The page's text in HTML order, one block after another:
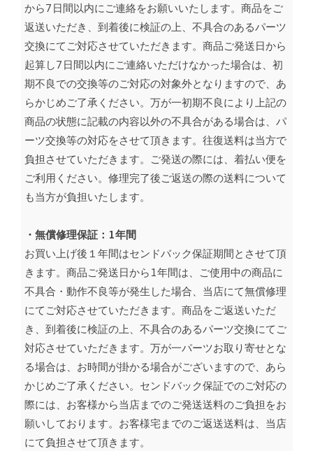
から7日間以内にご連絡をお願いいたします。商品をご
返送いただき、到着後に検証の上、不具合のあるパーツ
交換にてご対応させていただきます。商品ご発送日から
起算し7日間以内にご連絡いただけなかった場合は、初
期不良での交換等のご対応の対象外となりますので、あ
らかじめご了承ください。万が一初期不良により上記の
商品の状態に記載の内容以外の不具合がある場合は、パ
ーツ交換等の対応をさせて頂きます。往復送料は当方で
負担させていただきます。ご発送の際には、着払い便を
ご利用ください。修理完了後ご返送の際の送料について
も当方が負担いたします。
・無償修理保証：1年間
お買い上げ後１年間はセンドバック保証期間とさせて頂
きます。商品ご発送日から1年間は、ご使用中の商品に
不具合・動作不良等が発生した場合、当店にて無償修理
にてご対応させていただきます。商品をご返送いただ
き、到着後に検証の上、不具合のあるパーツ交換にてご
対応させていただきます。万が一パーツお取り寄せとな
る場合は、お時間が掛かる場合がございますので、あら
かじめご了承ください。センドバック保証でのご対応の
際には、お客様から当店までのご発送送料のご負担をお
願いしております。お客様宅までのご返送送料は、当店
にて負担させて頂きます。